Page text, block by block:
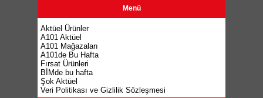
Menü
Aktüel Ürünler
A101 Aktüel
A101 Mağazaları
A101de Bu Hafta
Fırsat Ürünleri
BİMde bu hafta
Şok Aktüel
Veri Politikası ve Gizlilik Sözleşmesi